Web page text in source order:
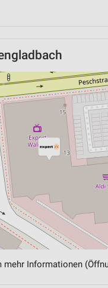
Informationen